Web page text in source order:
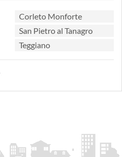
Corleto Monforte
San Pietro al Tanagro
Teggiano